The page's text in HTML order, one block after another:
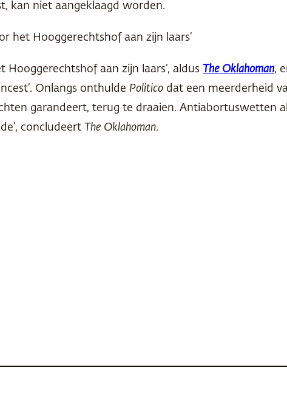
kan niet aangeklaagd worden.
het Hooggerechtshof aan zijn laars’
aan zijn laars’, aldus The Oklahoman,
Onlangs onthulde Politico dat een meerderheid
garandeert, terug te draaien. Antiabortuswetten
concludeert The Oklahoman.